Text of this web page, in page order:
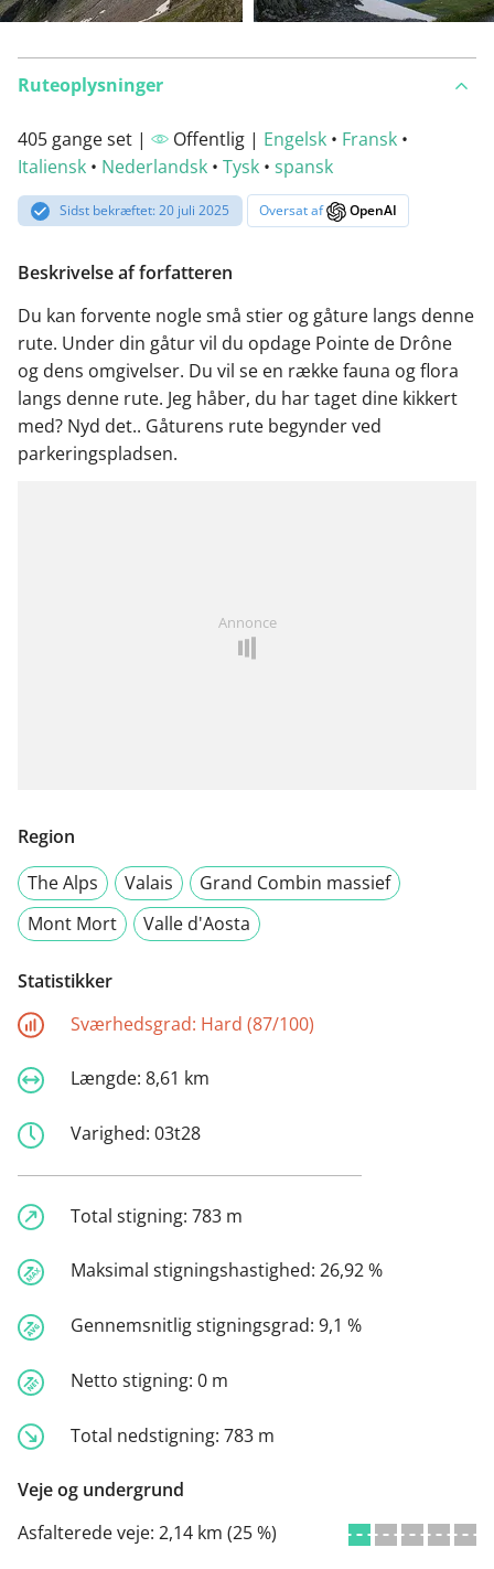
Ruteoplysninger
405 gange set | Offentlig | Engelsk • Fransk •
Italiensk • Nederlandsk • Tysk • spansk
Sidst bekræftet: 20 juli 2025 Oversat af OpenAI
Beskrivelse af forfatteren
Du kan forvente nogle små stier og gåture langs denne
rute. Under din gåtur vil du opdage Pointe de Drône
og dens omgivelser. Du vil se en række fauna og flora
langs denne rute. Jeg håber, du har taget dine kikkert
med? Nyd det.. Gåturens rute begynder ved
parkeringspladsen.
Annonce
Region
The Alps
Valais
Grand Combin massief
Mont Mort
Valle d'Aosta
Statistikker
Sværhedsgrad: Hard (87/100)
Længde: 8,61 km
Varighed: 03t28
Total stigning: 783 m
Maksimal stigningshastighed: 26,92 %
Gennemsnitlig stigningsgrad: 9,1 %
Netto stigning: 0 m
Total nedstigning: 783 m
Veje og undergrund
Asfalterede veje: 2,14 km (25 %)